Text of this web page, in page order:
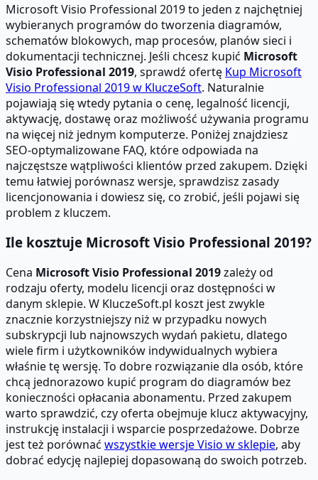
Microsoft Visio Professional 2019 to jeden z najchętniej
wybieranych programów do tworzenia diagramów,
schematów blokowych, map procesów, planów sieci i
dokumentacji technicznej. Jeśli chcesz kupić Microsoft
Visio Professional 2019, sprawdź ofertę Kup Microsoft
Visio Professional 2019 w KluczeSoft. Naturalnie
pojawiają się wtedy pytania o cenę, legalność licencji,
aktywację, dostawę oraz możliwość używania programu
na więcej niż jednym komputerze. Poniżej znajdziesz
SEO-optymalizowane FAQ, które odpowiada na
najczęstsze wątpliwości klientów przed zakupem. Dzięki
temu łatwiej porównasz wersje, sprawdzisz zasady
licencjonowania i dowiesz się, co zrobić, jeśli pojawi się
problem z kluczem.
Ile kosztuje Microsoft Visio Professional 2019?
Cena Microsoft Visio Professional 2019zależy od
rodzaju oferty, modelu licencji oraz dostępności w
danym sklepie. W KluczeSoft.pl koszt jest zwykle
znacznie korzystniejszy niż w przypadku nowych
subskrypcji lub najnowszych wydań pakietu, dlatego
wiele firm i użytkowników indywidualnych wybiera
właśnie tę wersję. To dobre rozwiązanie dla osób, które
chcą jednorazowo kupić program do diagramów bez
konieczności opłacania abonamentu. Przed zakupem
warto sprawdzić, czy oferta obejmuje klucz aktywacyjny,
instrukcję instalacji i wsparcie posprzedażowe. Dobrze
jest też porównać wszystkie wersje Visio w sklepie, aby
dobrać edycję najlepiej dopasowaną do swoich potrzeb.